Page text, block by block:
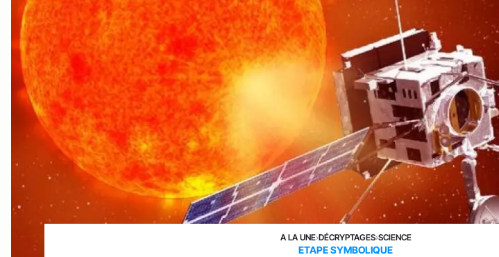
A LA UNE›DÉCRYPTAGES›SCIENCE
ETAPE SYMBOLIQUE